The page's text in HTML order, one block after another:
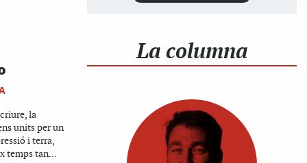
la
units per un
i terra,
temps tan...
La columna